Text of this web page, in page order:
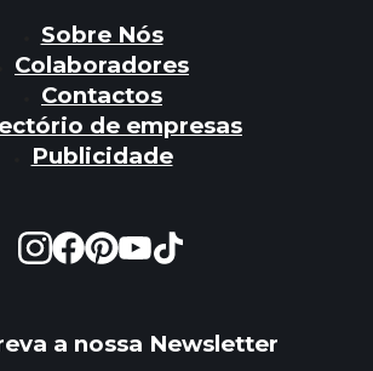
Sobre Nós
Colaboradores
Contactos
de empresas
Publicidade
a nossa Newsletter